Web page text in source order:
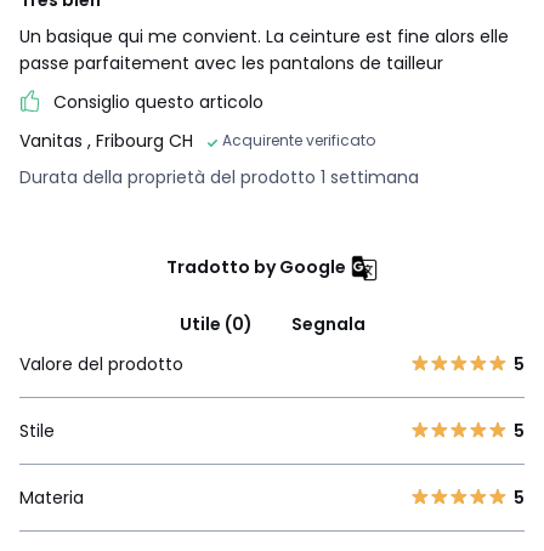
Un basique qui me convient. La ceinture est fine alors elle
passe parfaitement avec les pantalons de tailleur
Consiglio questo articolo
Vanitas , Fribourg CH Acquirente verificato
Durata della proprietà del prodotto 1 settimana
Tradotto by Google
Utile (0)
Segnala
Valore del prodotto
5
Stile 5
Materia 5